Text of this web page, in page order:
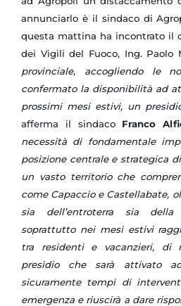
annunciarlo è il sindaco di
questa mattina ha incontrato il
dei Vigili del Fuoco, Ing. Paolo
provinciale, accogliendo le
confermato la disponibilità ad
prossimi mesi estivi, un
afferma il sindaco Franco
necessità di fondamentale
posizione centrale e strategica
un vasto territorio che
come Capaccio e Castellabate,
sia dell’entroterra sia
soprattutto nei mesi estivi
tra residenti e vacanzieri, di
presidio che sarà attivato
sicuramente tempi di
emergenza e riuscirà a dare